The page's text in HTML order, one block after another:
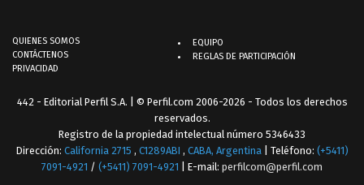
QUIENES SOMOS
CONTÁCTENOS
PRIVACIDAD
EQUIPO
REGLAS DE PARTICIPACIÓN
442 - Editorial Perfil S.A. | © Perfil.com 2006-2026 - Todos los derechos
reservados.
Registro de la propiedad intelectual número 5346433
Dirección: California 2715 , C1289ABI , CABA, Argentina | Teléfono: (+5411)
7091-4921 / (+5411) 7091-4921 | E-mail: perfilcom@perfil.com